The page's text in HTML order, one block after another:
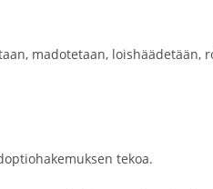
madotetaan, loishäädetään,
tekoa.